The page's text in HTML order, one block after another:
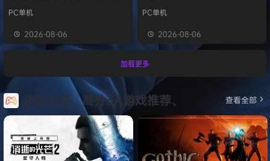
PC单机
2026-08-06
PC单机
2026-08-06
加载更多
必玩大作、高分3A游戏推荐、 查看全部